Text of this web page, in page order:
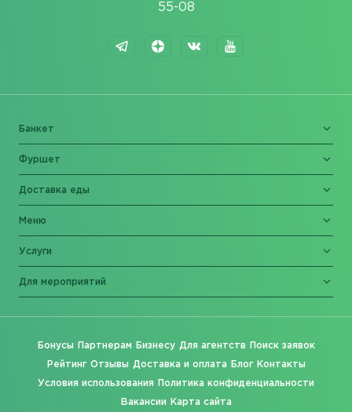
55-08
Банкет
Фуршет
Доставка еды
Меню
Услуги
Для мероприятий
Бонусы Партнерам Бизнесу Для агентств Поиск заявок
Рейтинг Отзывы Доставка и оплата Блог Контакты
Условия использования Политика конфиденциальности
Вакансии Карта сайта